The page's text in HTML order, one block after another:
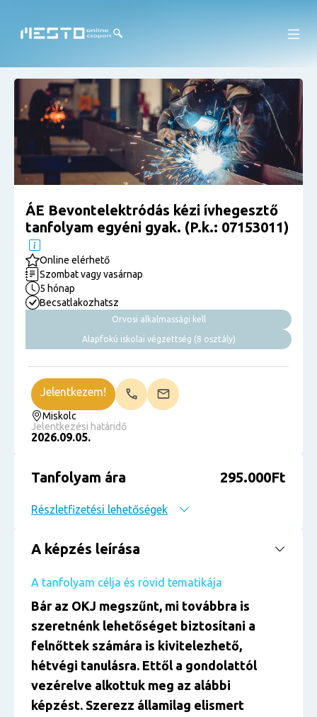
ÁE Bevontelektródás kézi ívhegesztő
tanfolyam egyéni gyak. (P.k.: 07153011)
Online elérhető
Szombat vagy vasárnap
5 hónap
Becsatlakozhatsz
Orvosi alkalmassági kell
Alapfokú iskolai végzettség (8 osztály)
Miskolc
Jelentkezési határidő
2026.09.05.
Jelentkezem!
Tanfolyam ára 295.000Ft
Részletfizetési lehetőségek
A képzés leírása
A tanfolyam célja és rövid tematikája
Bár az OKJ megszűnt, mi továbbra is
szeretnénk lehetőséget biztosítani a
felnőttek számára is kivitelezhető,
hétvégi tanulásra. Ettől a gondolattól
vezérelve alkottuk meg az alábbi
képzést. Szerezz államilag elismert